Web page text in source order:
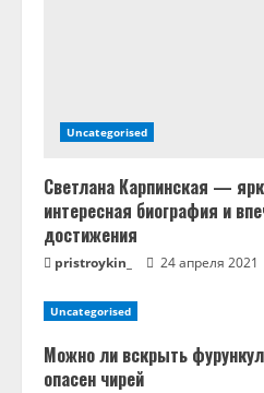
Uncategorised
Светлана Карпинская —
интересная биография и
достижения
pristroykin_ 24 апреля 2021
Uncategorised
Можно ли вскрыть
опасен чирей